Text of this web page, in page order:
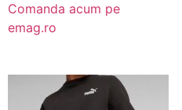
Comanda acum pe
emag.ro